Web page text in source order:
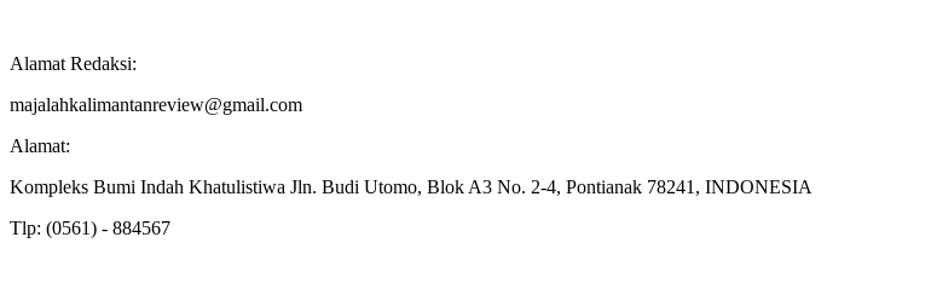
Alamat Redaksi:
majalahkalimantanreview@gmail.com
Alamat:
Kompleks Bumi Indah Khatulistiwa Jln. Budi Utomo, Blok A3 No. 2-4, Pontianak 78241, INDONESIA
Tlp: (0561) - 884567